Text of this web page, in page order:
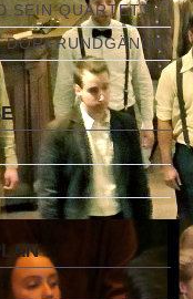
SEIN QUARTETT